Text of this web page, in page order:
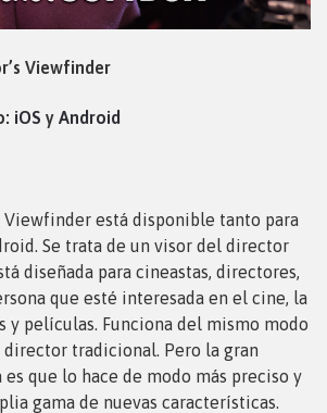
Viewfinder
iOS y Android
Viewfinder está disponible tanto para
Se trata de un visor del director
diseñada para cineastas, directores,
que esté interesada en el cine, la
y películas. Funciona del mismo modo
director tradicional. Pero la gran
que lo hace de modo más preciso y
gama de nuevas características.